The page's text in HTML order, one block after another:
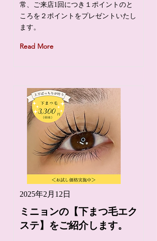
常、ご来店1回につき１ポイントのと
ころを２ポイントをプレゼントいたし
ます。
Read More
2025年2月12日
ミニョンの【下まつ毛エク
ステ】をご紹介します。